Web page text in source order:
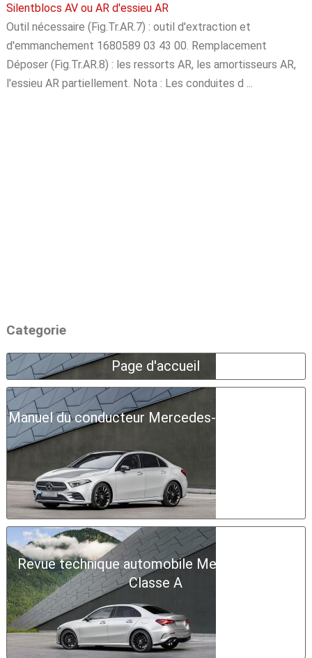
Silentblocs AV ou AR d'essieu AR
Outil nécessaire (Fig.Tr.AR.7) : outil d'extraction et
d'emmanchement 1680589 03 43 00. Remplacement
Déposer (Fig.Tr.AR.8) : les ressorts AR, les amortisseurs AR,
l'essieu AR partiellement. Nota : Les conduites d ...
Categorie
Page d'accueil
Manuel du conducteur Mercedes-Benz Classe A
Revue technique automobile Mercedes-Benz
Classe A